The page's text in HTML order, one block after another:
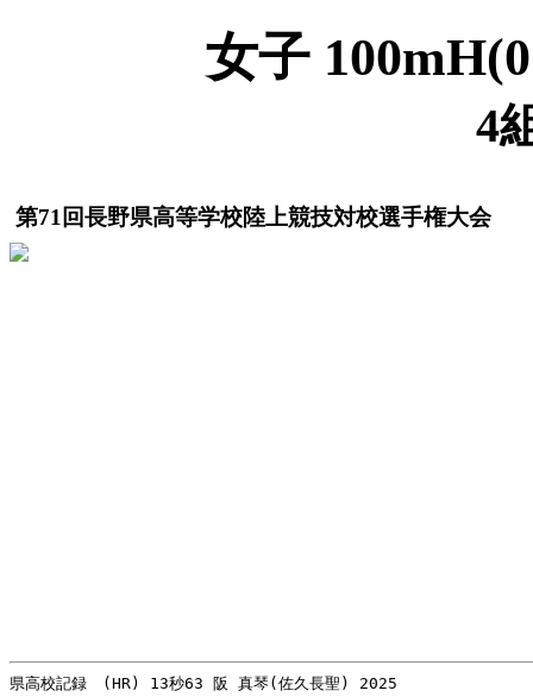
女子
4
第71回長野県高等学校陸上競技対校選手権大会
県高校記録　(HR) 13秒63 阪 真琴(佐久長聖) 2025